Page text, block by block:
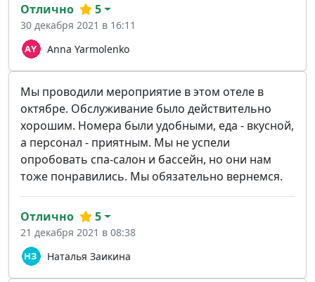
Anna Yarmolenko
Отлично 5
30 декабря 2021 в 16:11
Мы проводили мероприятие в этом отеле в
октябре. Обслуживание было действительно
хорошим. Номера были удобными, еда - вкусной,
а персонал - приятным. Мы не успели
опробовать спа-салон и бассейн, но они нам
тоже понравились. Мы обязательно вернемся.
Наталья Заикина
Отлично 5
21 декабря 2021 в 08:38